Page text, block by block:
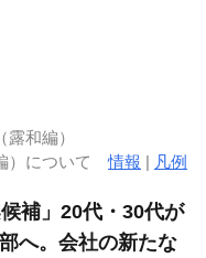
和編）
）について情報 | 凡例
補」20代・30代が
へ。会社の新たな